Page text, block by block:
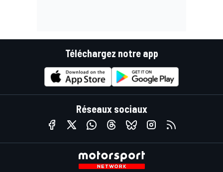
Téléchargez notre app
Réseaux sociaux